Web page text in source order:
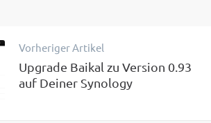
Vorheriger Artikel
Upgrade Baikal zu Version 0.93
auf Deiner Synology